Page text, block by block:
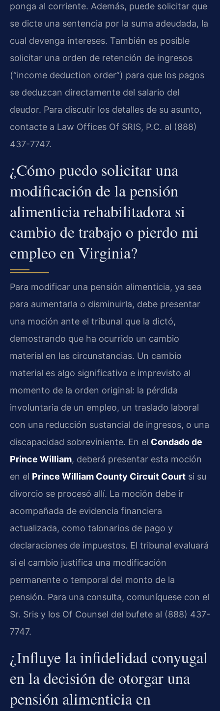
ponga al corriente. Además, puede solicitar que
se dicte una sentencia por la suma adeudada, la
cual devenga intereses. También es posible
solicitar una orden de retención de ingresos
(“income deduction order”) para que los pagos
se deduzcan directamente del salario del
deudor. Para discutir los detalles de su asunto,
contacte a Law Offices Of SRIS, P.C. al (888)
437-7747.
¿Cómo puedo solicitar una
modificación de la pensión
alimenticia rehabilitadora si
cambio de trabajo o pierdo mi
empleo en Virginia?
Para modificar una pensión alimenticia, ya sea
para aumentarla o disminuirla, debe presentar
una moción ante el tribunal que la dictó,
demostrando que ha ocurrido un cambio
material en las circunstancias. Un cambio
material es algo significativo e imprevisto al
momento de la orden original: la pérdida
involuntaria de un empleo, un traslado laboral
con una reducción sustancial de ingresos, o una
discapacidad sobreviniente. En el Condado de
Prince William, deberá presentar esta moción
en el Prince William County Circuit Court si su
divorcio se procesó allí. La moción debe ir
acompañada de evidencia financiera
actualizada, como talonarios de pago y
declaraciones de impuestos. El tribunal evaluará
si el cambio justifica una modificación
permanente o temporal del monto de la
pensión. Para una consulta, comuníquese con el
Sr. Sris y los Of Counsel del bufete al (888) 437-
7747.
¿Influye la infidelidad conyugal
en la decisión de otorgar una
pensión alimenticia en